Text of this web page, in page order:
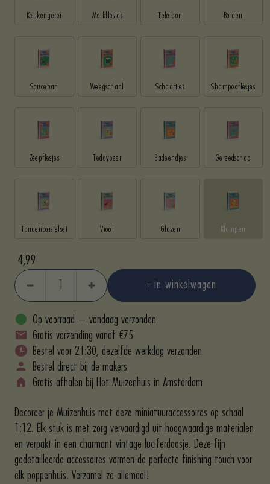
Keukengerei Melkflesjes Telefoon Borden
Saucepan Weegschaal Schaartjes Shampooflesjes
Zeepflesjes Teddybeer Badeendjes Gereedschap
Tandenborstelset Viool Glazen Klompen
Aanbieding
4,99
Aantal
in winkelwagen
Op voorraad – vandaag verzonden
Gratis verzending vanaf €75
Bestel voor 21:30, dezelfde werkdag verzonden
Bestel direct bij de makers
Gratis afhalen bij Het Muizenhuis in Amsterdam
Decoreer je Muizenhuis met deze miniatuuraccessoires op schaal
1:12. Elk stuk is met zorg vervaardigd uit hoogwaardige materialen
en verpakt in een charmant vintage luciferdoosje. Deze fijn
gedetailleerde accessoires vormen de perfecte finishing touch voor
elk poppenhuis. Verzamel ze allemaal!